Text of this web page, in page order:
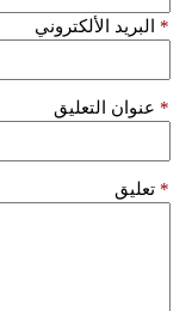
البريد الألكتروني *
عنوان التعليق *
تعليق *